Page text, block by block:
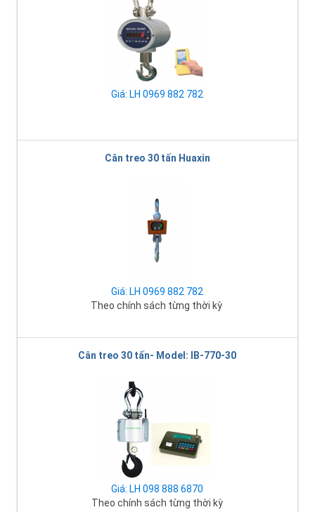
Giá: LH 0969 882 782
Cân treo 30 tấn Huaxin
Giá: LH 0969 882 782
Theo chính sách từng thời kỳ
Cân treo 30 tấn- Model: IB-770-30
Giá: LH 098 888 6870
Theo chính sách từng thời kỳ